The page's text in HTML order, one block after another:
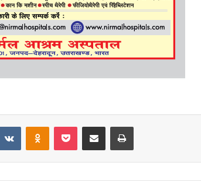
VKontakteOdnoklassniki
Pocket Share via Email Print